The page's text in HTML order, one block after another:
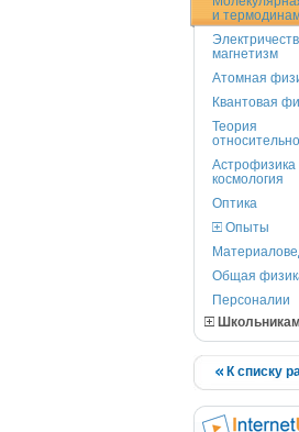
и
магнетизм
Атомная
Квантовая
Теория
Астрофизика
космология
Оптика
Опыты
Общая
Персоналии
Школьникам
К списку